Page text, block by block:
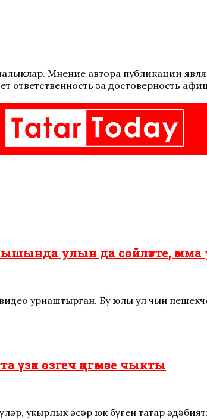
Мнение автора публикации
ответственность за достоверность
улын да сөйләтте,
урнаштырган. Бу юлы ул чын
үзәк өзгеч әңгәмәсе чыкты
укыр­лык әсәр юк бүген татар